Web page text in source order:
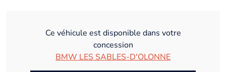
Ce véhicule est disponible dans votre
concession
BMW LES SABLES-D'OLONNE